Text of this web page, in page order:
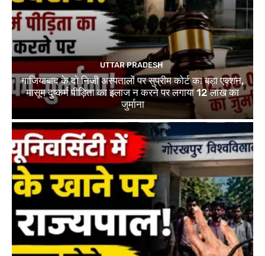
UTTAR PRADESH
गाजियाबाद के दो निजी अस्पतालों पर सुप्रीम कोर्ट का बड़ा एक्शन,
मासूम दुष्कर्म पीड़िता का इलाज न करने पर लगाया 12 लाख का
जुर्माना